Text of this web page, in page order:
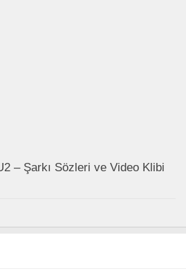
– Şarkı Sözleri ve Video Klibi